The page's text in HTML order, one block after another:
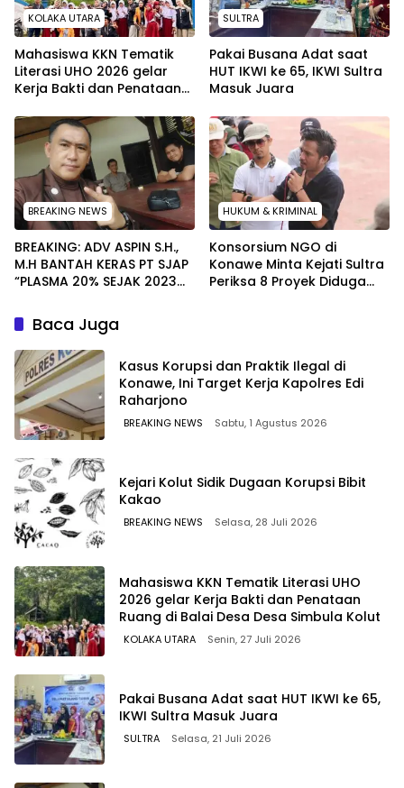
KOLAKA UTARA
Mahasiswa KKN Tematik
Literasi UHO 2026 gelar
Kerja Bakti dan Penataan
Simbula Kolut
SULTRA
Pakai Busana Adat saat
HUT IKWI ke 65, IKWI Sultra
Masuk Juara
BREAKING NEWS
BREAKING: ADV ASPIN S.H.,
M.H BANTAH KERAS PT SJAP
“PLASMA 20% SEJAK 2023
WARGA WAWOONE!
HUKUM & KRIMINAL
Konsorsium NGO di
Konawe Minta Kejati Sultra
Periksa 8 Proyek Diduga
Baca Juga
Kasus Korupsi dan Praktik Ilegal di
Konawe, Ini Target Kerja Kapolres Edi
Raharjono
BREAKING NEWS Sabtu, 1 Agustus 2026
Kejari Kolut Sidik Dugaan Korupsi Bibit
Kakao
BREAKING NEWS Selasa, 28 Juli 2026
Mahasiswa KKN Tematik Literasi UHO
2026 gelar Kerja Bakti dan Penataan
Ruang di Balai Desa Desa Simbula Kolut
KOLAKA UTARA Senin, 27 Juli 2026
Pakai Busana Adat saat HUT IKWI ke 65,
IKWI Sultra Masuk Juara
SULTRA Selasa, 21 Juli 2026